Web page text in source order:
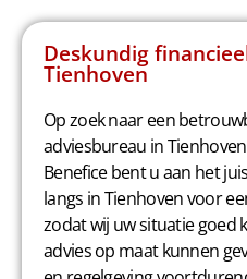
Deskundig
Tienhoven
Op zoek naar een
adviesbureau in
Benefice bent u aan het
langs in Tienhoven voor
zodat wij uw situatie
advies op maat kunnen